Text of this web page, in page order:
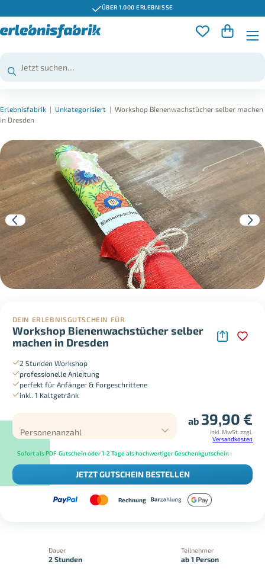
ÜBER 1.000 ERLEBNISSE
Erlebnisfabrik | Unkategorisiert | Workshop Bienenwachstücher selber machen
in Dresden
DEIN ERLEBNISGUTSCHEIN FÜR
Workshop Bienenwachstücher selber
machen in Dresden
2 Stunden Workshop
professionelle Anleitung
perfekt für Anfänger & Forgeschrittene
inkl. 1 Kaltgetränk
Personenanzahl
ab 39,90 €
inkl. MwSt. zzgl.
Versandkosten
Sofort als PDF-Gutschein oder 1-2 Tage als hochwertiger Geschenkgutschein
JETZT GUTSCHEIN BESTELLEN
Rechnung
Dauer
2 Stunden
Teilnehmer
ab 1 Person